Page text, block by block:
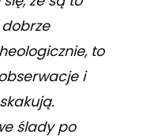
to
i
ślady po